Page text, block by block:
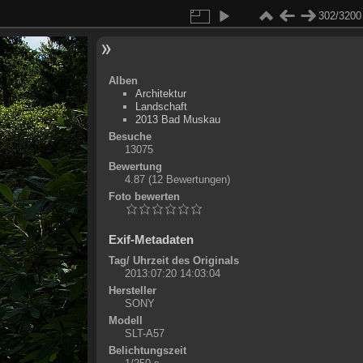
302/3200
Alben
Architektur
Landschaft
2013 Bad Muskau
Besuche
13075
Bewertung
4.87 (12 Bewertungen)
Foto bewerten
Exif-Metadaten
Tag/ Uhrzeit des Originals
2013:07:20 14:03:04
Hersteller
SONY
Modell
SLT-A57
Belichtungszeit